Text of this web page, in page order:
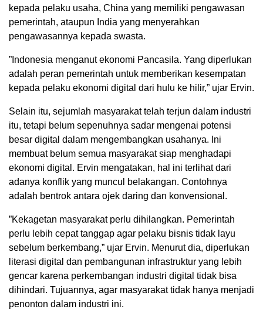
kepada pelaku usaha, China yang memiliki pengawasan
pemerintah, ataupun India yang menyerahkan
pengawasannya kepada swasta.
”Indonesia menganut ekonomi Pancasila. Yang diperlukan
adalah peran pemerintah untuk memberikan kesempatan
kepada pelaku ekonomi digital dari hulu ke hilir,” ujar Ervin.
Selain itu, sejumlah masyarakat telah terjun dalam industri
itu, tetapi belum sepenuhnya sadar mengenai potensi
besar digital dalam mengembangkan usahanya. Ini
membuat belum semua masyarakat siap menghadapi
ekonomi digital. Ervin mengatakan, hal ini terlihat dari
adanya konflik yang muncul belakangan. Contohnya
adalah bentrok antara ojek daring dan konvensional.
”Kekagetan masyarakat perlu dihilangkan. Pemerintah
perlu lebih cepat tanggap agar pelaku bisnis tidak layu
sebelum berkembang,” ujar Ervin. Menurut dia, diperlukan
literasi digital dan pembangunan infrastruktur yang lebih
gencar karena perkembangan industri digital tidak bisa
dihindari. Tujuannya, agar masyarakat tidak hanya menjadi
penonton dalam industri ini.